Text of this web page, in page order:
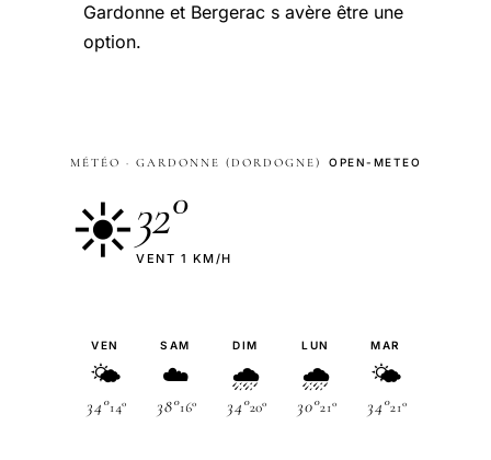
Gardonne et Bergerac s avère être une
option.
MÉTÉO · GARDONNE (DORDOGNE) OPEN-METEO
☀️32°
VENT 1 KM/H
VEN
🌤
34°14°
SAM
☁️
38°16°
DIM
🌧
34°20°
LUN
🌧
30°21°
MAR
🌤
34°21°